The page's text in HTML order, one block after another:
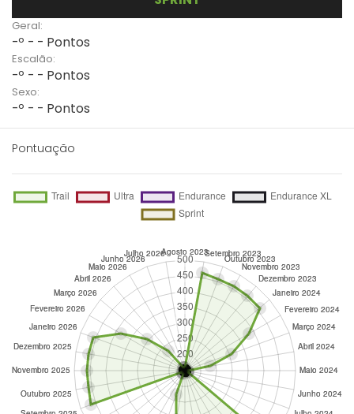
Geral:
-º - - Pontos
Escalão:
-º - - Pontos
Sexo:
-º - - Pontos
Pontuação